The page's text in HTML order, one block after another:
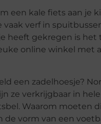
een kale fiets aan je
vaak verf in
heeft gekregen is het
online winkel met
een zadelhoesje?
ze verkrijgbaar in
Waarom moeten
de vorm van een